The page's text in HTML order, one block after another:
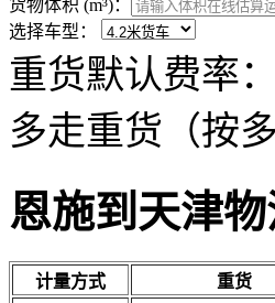
货物体积 (m³)：
选择车型：
重货默认费率
多走重货（按
恩施到天津
计量方式 重货